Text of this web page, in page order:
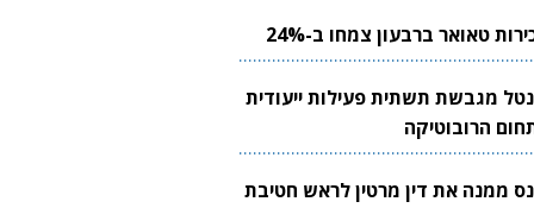
טאואר ברבעון צמחו ב-24%
מגבשת תשתית פעילות ייעודית
הרובוטיקה
ממנה את דין מרטין לראש חטיבת